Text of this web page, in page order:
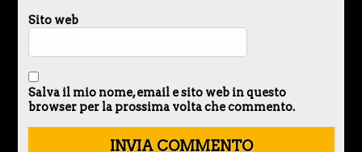
Sito web
Salva il mio nome, email e sito web in questo
browser per la prossima volta che commento.